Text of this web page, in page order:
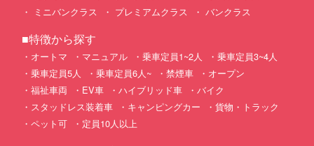
ミニバンクラス
プレミアムクラス バンクラス
■特徴から探す
オートマ マニュアル 乗車定員1~2人
乗車定員3~4人
乗車定員5人
乗車定員6人~ 禁煙車
オープン
福祉車両
EV車 ハイブリッド車
バイク
スタッドレス装着車
キャンピングカー
貨物・トラック
ペット可
定員10人以上